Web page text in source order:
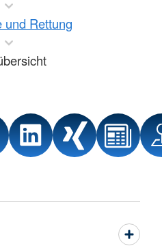
und Rettung